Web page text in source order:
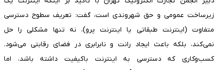
زیرساخت عمومی و حق شهروندی است، گفت: تعریف سطوح دسترسی
متفاوت (اینترنت طبقاتی یا اینترنت پرو)، نه تنها مشکلی را حل
نمی‌کند، بلکه باعث ایجاد رانت و نابرابری در فضای رقابتی می‌شود.
کسب‌وکاری که دسترسی به اینترنت باکیفیت داشته باشد، اما